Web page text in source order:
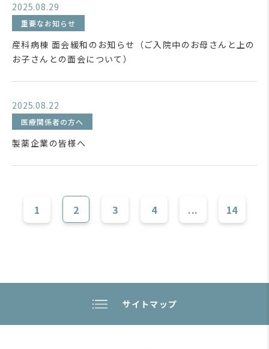
2025.08.29
重要なお知らせ
産科病棟 面会緩和のお知らせ（ご入院中のお母さんと上の
お子さんとの面会について）
2025.08.22
医療関係者の方へ
製薬企業の皆様へ
1 2 3 4 ... 14
サイトマップ